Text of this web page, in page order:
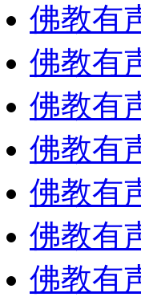
佛教有
佛教有
佛教有
佛教有
佛教有
佛教有
佛教有